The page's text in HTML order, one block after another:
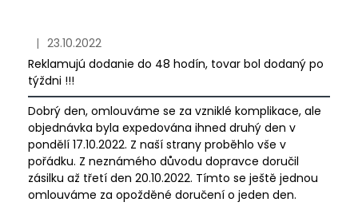
Hodnotenie obchodu je 1 z 5 hviezdičiek.
| 23.10.2022
Reklamujú dodanie do 48 hodín, tovar bol dodaný po
týždni !!!
Dobrý den, omlouváme se za vzniklé komplikace, ale
objednávka byla expedována ihned druhý den v
pondělí 17.10.2022. Z naší strany proběhlo vše v
pořádku. Z neznámého důvodu dopravce doručil
zásilku až třetí den 20.10.2022. Tímto se ještě jednou
omlouváme za opožděné doručení o jeden den.